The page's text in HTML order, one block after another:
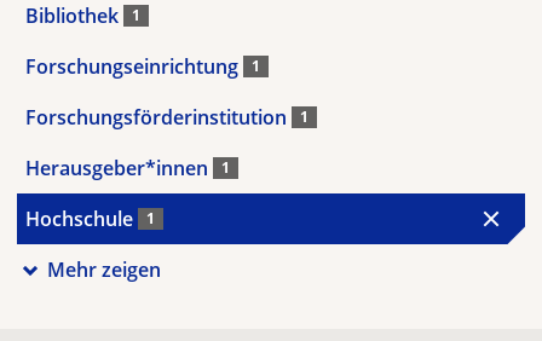
Bibliothek 1
Forschungseinrichtung 1
Forschungsförderinstitution 1
Herausgeber*innen 1
Hochschule 1
Mehr zeigen